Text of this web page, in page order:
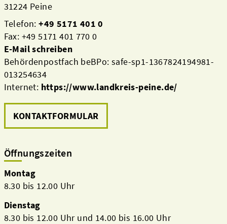
31224 Peine
Telefon:+49 5171 401 0
Fax: +49 5171 401 770 0
E-Mail schreiben
Behördenpostfach beBPo: safe-sp1-1367824194981-
013254634
Internet: https://www.landkreis-peine.de/
KONTAKTFORMULAR
Öffnungszeiten
Montag
8.30 bis 12.00 Uhr
Dienstag
8.30 bis 12.00 Uhr und 14.00 bis 16.00 Uhr